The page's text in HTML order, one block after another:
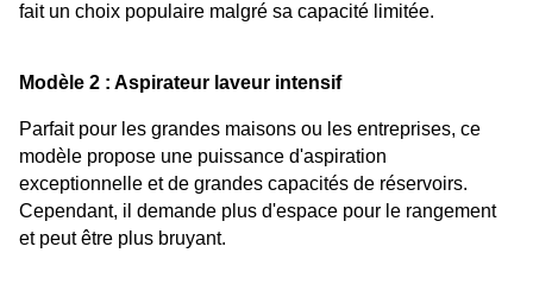
fait un choix populaire malgré sa capacité limitée.
Modèle 2 : Aspirateur laveur intensif
Parfait pour les grandes maisons ou les entreprises, ce
modèle propose une puissance d'aspiration
exceptionnelle et de grandes capacités de réservoirs.
Cependant, il demande plus d'espace pour le rangement
et peut être plus bruyant.